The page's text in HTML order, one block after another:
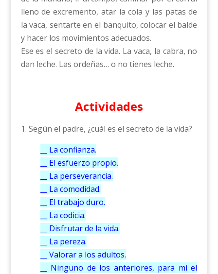
lleno de excremento, atar la cola y las patas de
la vaca, sentarte en el banquito, colocar el balde
y hacer los movimientos adecuados.
Ese es el secreto de la vida. La vaca, la cabra, no
dan leche. Las ordeñas… o no tienes leche.
Actividades
1. Según el padre, ¿cuál es el secreto de la vida?
__ La confianza.
__ El esfuerzo propio.
__ La perseverancia.
__ La comodidad.
__ El trabajo duro.
__ La codicia.
__ Disfrutar de la vida.
__ La pereza.
__ Valorar a los adultos.
__ Ninguno de los anteriores, para mí el